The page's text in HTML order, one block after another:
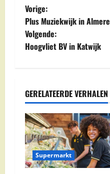
B
e
r
c
h
t
n
Vorige:
Plus Muziekwijk in Almere
Volgende:
Hoogvliet BV in Katwijk
GERELATEERDE VERHALEN
Supermarkt